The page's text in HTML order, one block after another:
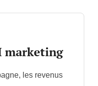
marketing
les revenus